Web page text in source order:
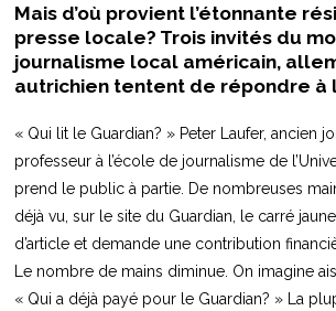
Mais d’où provient l’étonnante
presse locale? Trois invités du
journalisme local américain,
autrichien tentent de répondre à
« Qui lit le Guardian? » Peter Laufer, ancien
professeur à l’école de journalisme de
prend le public à partie. De nombreuses
déjà vu, sur le site du Guardian, le carré
d’article et demande une contribution
Le nombre de mains diminue. On imagine
« Qui a déjà payé pour le Guardian? » La